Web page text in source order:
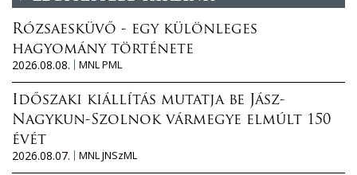
Rózsaesküvő - egy különleges
hagyomány története
2026.08.08.
MNL PML
Időszaki kiállítás mutatja be Jász-
Nagykun-Szolnok vármegye elmúlt 150
évét
2026.08.07.
MNL JNSzML